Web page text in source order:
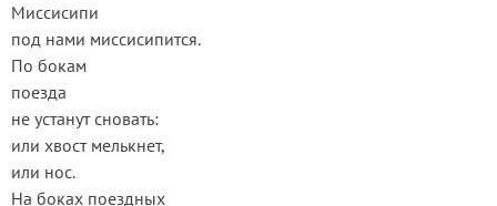
Миссисипи
под нами миссисипится.
По бокам
поезда
не устанут сновать:
или хвост мелькнет,
или нос.
На боках поездных